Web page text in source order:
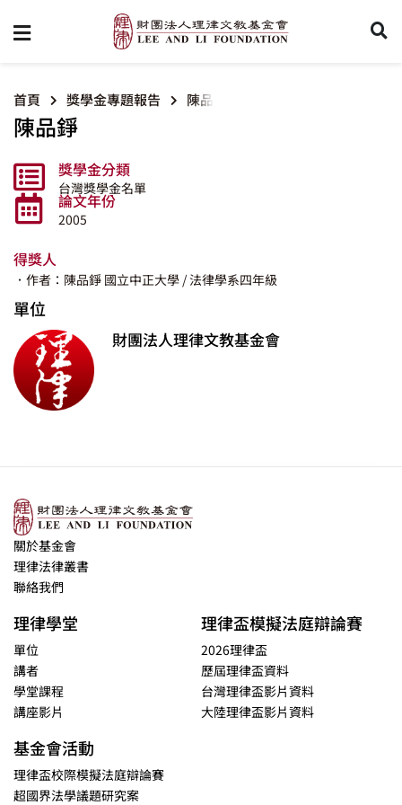
首頁 獎學金專題報告 陳品錚
陳品錚
獎學金分類
台灣獎學金名單
論文年份
2005
得獎人
．作者：陳品錚 國立中正大學 / 法律學系四年級
單位
財團法人理律文教基金會
關於基金會
理律法律叢書
聯絡我們
理律學堂
單位
講者
學堂課程
講座影片
理律盃模擬法庭辯論賽
2026理律盃
歷屆理律盃資料
台灣理律盃影片資料
大陸理律盃影片資料
基金會活動
理律盃校際模擬法庭辯論賽
超國界法學議題研究案